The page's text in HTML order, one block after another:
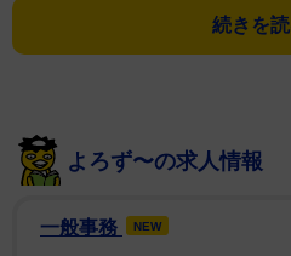
私生活では71年に米俳優デ
と結婚したが、78年に離婚。
＜以下、インスタグラム全
人たちに囲まれた自宅で、安
続きを
よろず〜の求人情報
一般事務 NEW